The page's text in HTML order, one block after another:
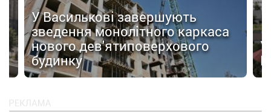
У Василькові завершують
зведення монолітного каркаса
нового дев'ятиповерхового
будинку